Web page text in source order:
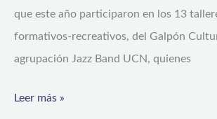
que este año participaron en los 13
formativos-recreativos, del Galpón
agrupación Jazz Band UCN, quienes
Leer más »